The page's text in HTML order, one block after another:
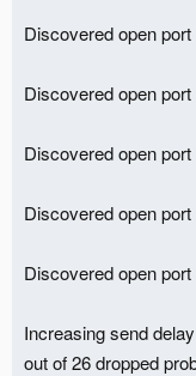
Discovered open
Discovered open
Discovered open
Discovered open
Discovered open
Increasing send
out of 26 dropped